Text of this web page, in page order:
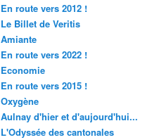
En route vers 2012 !
Le Billet de Veritis
Amiante
En route vers 2022 !
Economie
En route vers 2015 !
Oxygène
Aulnay d'hier et d'aujourd'hui...
L'Odyssée des cantonales